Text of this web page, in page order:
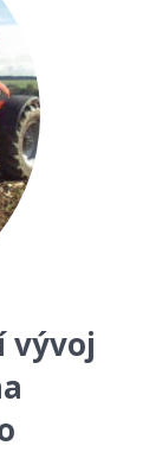
vývoj